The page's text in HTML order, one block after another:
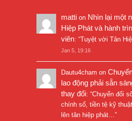
matti on Nhìn lại một
Hiệp Phát và hành
viên: “Tuyệt vời Tân
Jan 5, 19:16
Dautu4cham on
lao động phải sẵn
thay đổi: “Chuyển đổi
chính số, tiền tệ kỹ
lên tân hiệp phát… ”